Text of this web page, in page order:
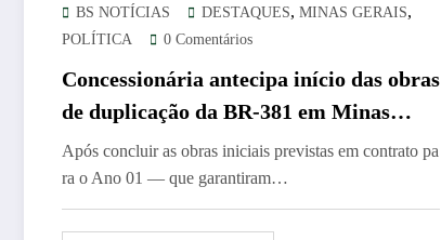
BS NOTÍCIAS DESTAQUES, MINAS GERAIS,
POLÍTICA 0 Comentários
Concessionária antecipa início das obras
de duplicação da BR-381 em Minas
Gerais
Após concluir as obras iniciais previstas em contrato pa
ra o Ano 01 — que garantiram…